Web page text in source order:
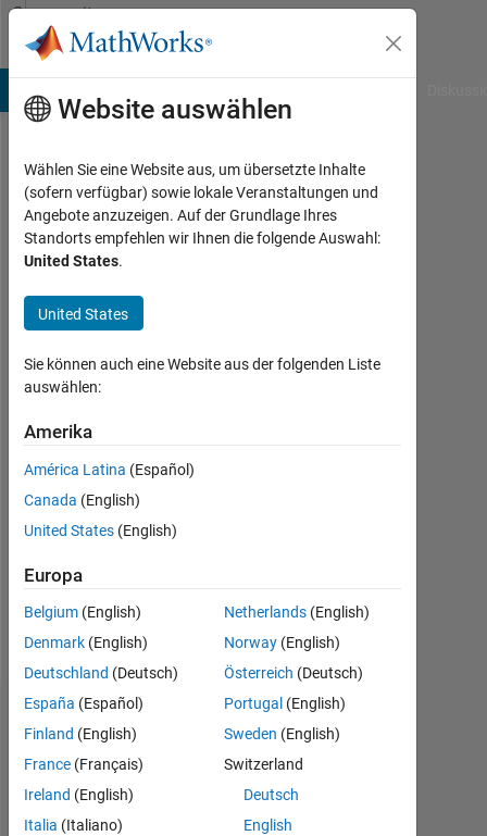
Weiter zum Inhalt
Community
Profile
Richard
Willey
MathWorks
seit
2011
Followers:
Following:
0
Follow
Statistik
Website auswählen
Wählen Sie eine Website aus, um übersetzte Inhalte
(sofern verfügbar) sowie lokale Veranstaltungen und
Angebote anzuzeigen. Auf der Grundlage Ihres
Standorts empfehlen wir Ihnen die folgende Auswahl:
United States.
United States
Sie können auch eine Website aus der folgenden Liste
auswählen:
Amerika
América Latina (Español)
Canada (English)
United States (English)
Europa
Belgium (English)
Denmark (English)
Deutschland (Deutsch)
España (Español)
Finland (English)
France (Français)
Ireland (English)
Italia (Italiano)
Netherlands (English)
Norway (English)
Österreich (Deutsch)
Portugal (English)
Sweden (English)
Switzerland
Deutsch
English